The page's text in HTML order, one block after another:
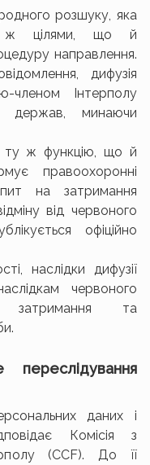
розшуку, яка
ж цілями, що й
направлення.
дифузія
членом Інтерполу
держав, минаючи
ту ж функцію, що й
правоохоронні
на затримання
від червоного
офіційно
наслідки дифузії
червоного
затримання та
даних і
Комісія з
(CCF). До її